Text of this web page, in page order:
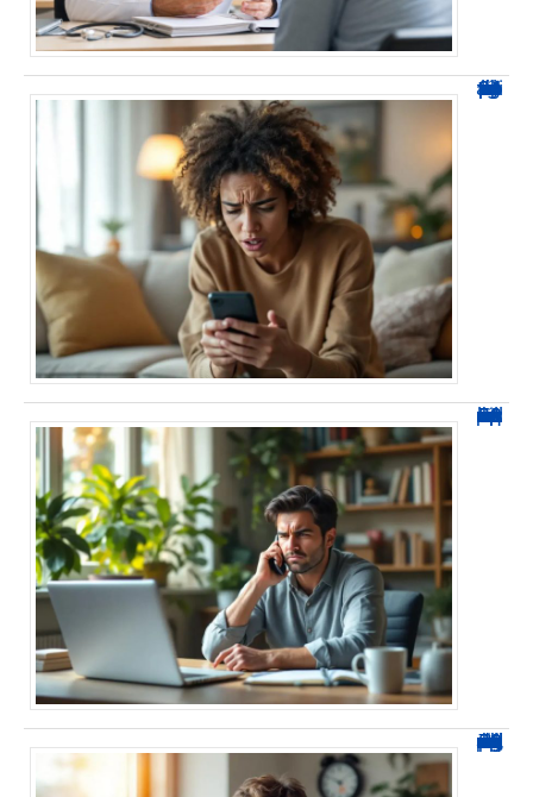
0424 démarchage : reconnaître l’appel et agir sans se tromper
0270 spam : reconnaître ces appels et les bloquer sans erreur
0270 démarchage : comment repérer, bloquer et signaler ces appels